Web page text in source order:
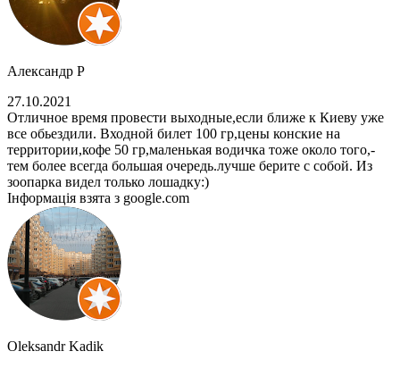
Александр Р
27.10.2021
Отличное время провести выходные,если ближе к Киеву уже
все обьездили. Входной билет 100 гр,цены конские на
территории,кофе 50 гр,маленькая водичка тоже около того,-
тем более всегда большая очередь.лучше берите с собой. Из
зоопарка видел только лошадку:)
Інформація взята з google.com
Oleksandr Kadik